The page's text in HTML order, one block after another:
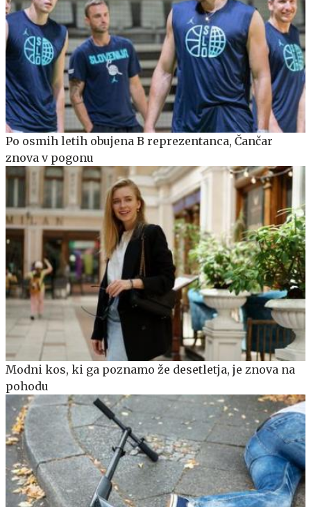
Po osmih letih obujena B reprezentanca, Čančar
znova v pogonu
Modni kos, ki ga poznamo že desetletja, je znova na
pohodu